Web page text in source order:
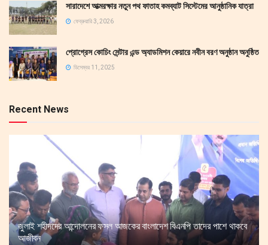
সারাদেশে আত্মরক্ষার নতুন পথ ফাতাহ কমব্যাট সিস্টেমের আনুষ্ঠানিক যাত্রা
ফেব্রুয়ারি 3, 2026
প্রোগ্রেস কোচিং সেন্টার এন্ড অ্যাডমিশন কেয়ারে নবীন বরণ অনুষ্ঠান অনুষ্ঠিত
ডিসেম্বর 11, 2025
Recent News
জুলাই শহীদদের আন্দোলনের ফসল আজকের বাংলাদেশ বিএনপি তাদের পাশে থাকবে
আজীবন